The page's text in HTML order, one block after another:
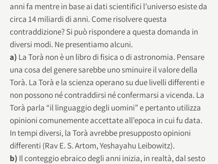
anni fa mentre in base ai dati scientifici l’universo esiste da
circa 14 miliardi di anni. Come risolvere questa
contraddizione? Si può rispondere a questa domanda in
diversi modi. Ne presentiamo alcuni.
a) La Torà non è un libro di fisica o di astronomia. Pensare
una cosa del genere sarebbe uno sminuire il valore della
Torà. La Torà e la scienza operano su due livelli differenti e
non possono né contraddirsi né confermarsi a vicenda. La
Torà parla “il linguaggio degli uomini” e pertanto utilizza
opinioni comunemente accettate all’epoca in cui fu data.
In tempi diversi, la Torà avrebbe presupposto opinioni
differenti (Rav E. S. Artom, Yeshayahu Leibowitz).
b) Il conteggio ebraico degli anni inizia, in realtà, dal sesto